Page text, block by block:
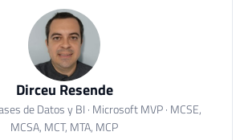
SECOND,
],
],
,
    original_login_name
Dirceu Resende
de Datos y BI · Microsoft MVP · MCSE,
MCSA, MCT, MTA, MCP